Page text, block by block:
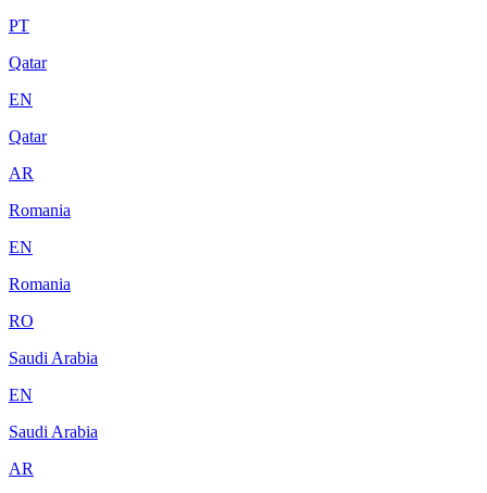
PT
Qatar
EN
Qatar
AR
Romania
EN
Romania
RO
Saudi Arabia
EN
Saudi Arabia
AR